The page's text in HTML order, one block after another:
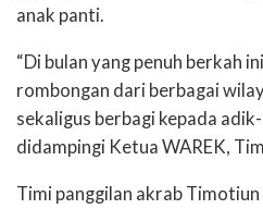
anak panti.
“Di bulan yang penuh berkah
rombongan dari berbagai
sekaligus berbagi kepada
didampingi Ketua WAREK,
Timi panggilan akrab